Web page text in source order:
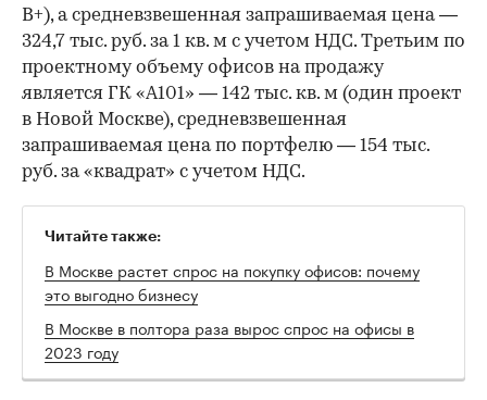
В+), а средневзвешенная запрашиваемая цена —
324,7 тыс. руб. за 1 кв. м с учетом НДС. Третьим по
проектному объему офисов на продажу
является ГК «А101» — 142 тыс. кв. м (один проект
в Новой Москве), средневзвешенная
запрашиваемая цена по портфелю — 154 тыс.
руб. за «квадрат» с учетом НДС.
Читайте также:
В Москве растет спрос на покупку офисов: почему
это выгодно бизнесу
В Москве в полтора раза вырос спрос на офисы в
2023 году